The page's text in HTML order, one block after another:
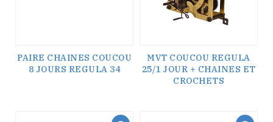
PAIRE CHAINES COUCOU
8 JOURS REGULA 34
MVT COUCOU REGULA
25/1 JOUR + CHAINES ET
CROCHETS